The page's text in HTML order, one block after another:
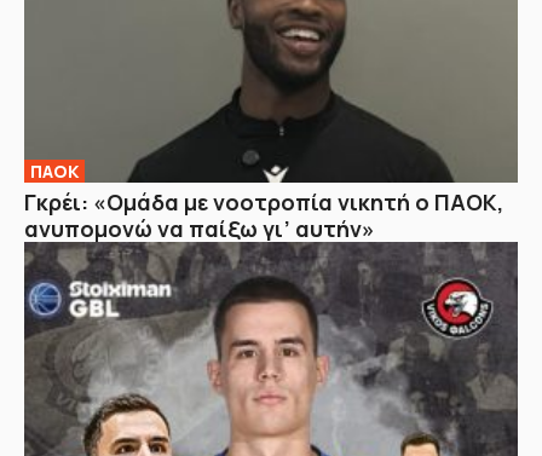
ΠΑΟΚ
Γκρέι: «Ομάδα με νοοτροπία νικητή ο ΠΑΟΚ,
ανυπομονώ να παίξω γι’ αυτήν»